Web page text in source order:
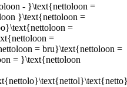
- }\text{nettoloon =
}\text{nettoloon =
=
=
= bru}\text{nettoloon =
= }\text{nettoloon